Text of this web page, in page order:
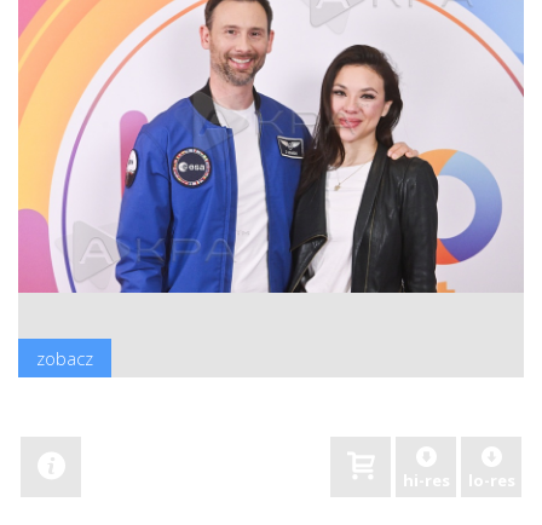
zobacz
hi-res lo-res